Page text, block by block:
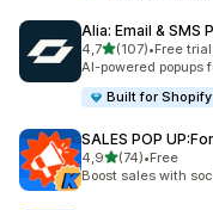
Alia: Email & SMS
4,7de 5 estrelas
(107)
107 total de
•Free
AI-powered popups
Built for Shopify
SALES POP
4,9de 5 estrelas
(74)
74 total de avaliações
•Free
Boost sales with